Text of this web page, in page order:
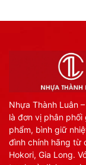
Nhựa Thành Luân
là đơn vị phân
phẩm, bình giữ
đình chính hãng từ
Hokori, Gia Long.